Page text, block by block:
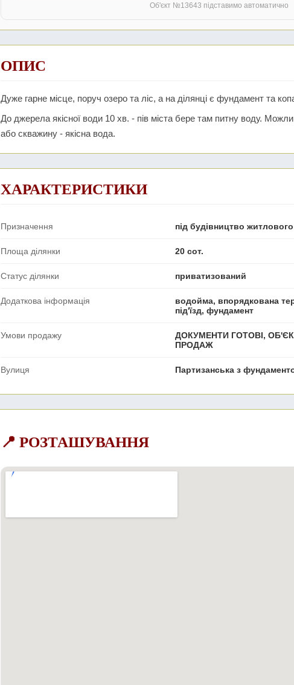
Об'єкт №13643 підставимо автоматично
ОПИС
Дуже гарне місце, поруч озеро та ліс, а на ділянці є фундамент та
До джерела якісної води 10 хв. - пів міста бере там питну воду.
або скважину - якісна вода.
ХАРАКТЕРИСТИКИ
Призначення під будівництво
Площа ділянки 20 сот.
Статус ділянки приватизований
Додаткова інформація
водойма, впорядкована
під'їзд, фундамент
Умови продажу
ДОКУМЕНТИ ГОТОВІ,
ПРОДАЖ
Вулиця Партизанська з
📍 РОЗТАШУВАННЯ